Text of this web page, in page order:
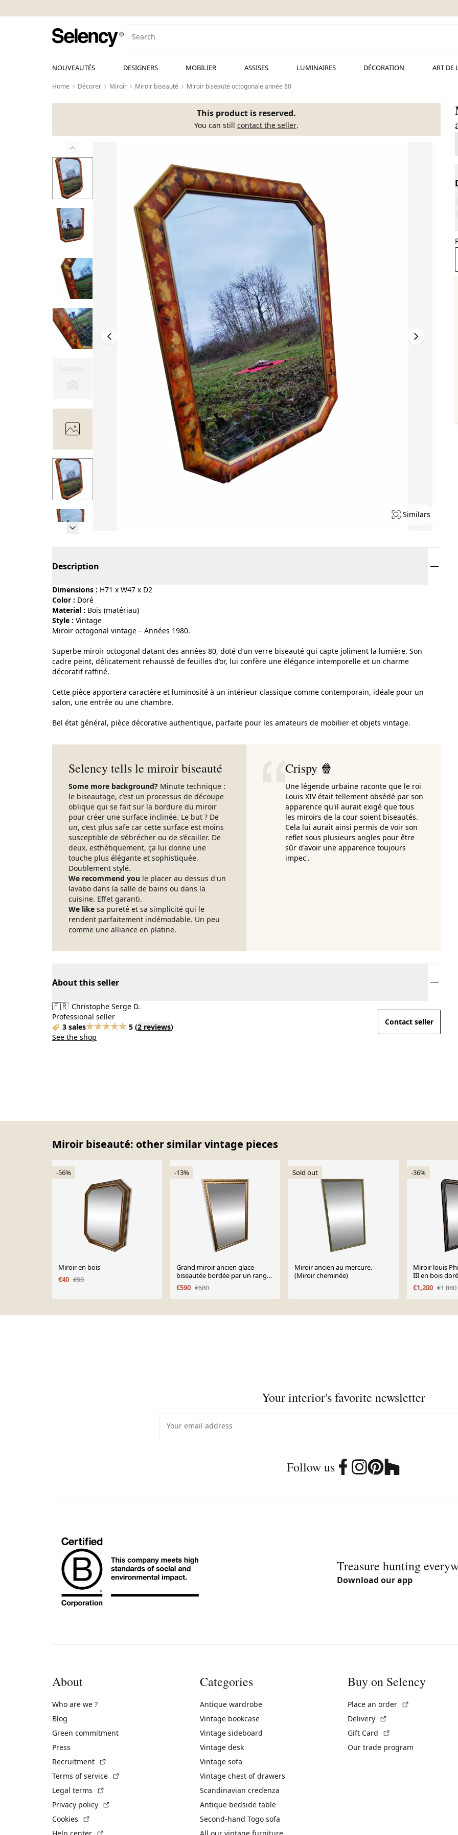
NOUVEAUTÉS DESIGNERS MOBILIER ASSISES LUMINAIRES DÉCORATION ART DE
Home Décorer Miroir Miroir biseauté Miroir biseauté octogonale année 80
This product is reserved.
You can still contact the seller.
Similars
Description
Dimensions : H71 x W47 x D2
Color :
doré
Material :
bois (matériau)
Style :
vintage
Miroir octogonal vintage – Années 1980.
Superbe miroir octogonal datant des années 80, doté d’un verre biseauté qui capte joliment la lumière. Son
cadre peint, délicatement rehaussé de feuilles d’or, lui confère une élégance intemporelle et un charme
décoratif raffiné.
Cette pièce apportera caractère et luminosité à un intérieur classique comme contemporain, idéale pour un
salon, une entrée ou une chambre.
Bel état général, pièce décorative authentique, parfaite pour les amateurs de mobilier et objets vintage.
Selency tells le miroir biseauté
Some more background? Minute technique :
le biseautage, c’est un processus de découpe
oblique qui se fait sur la bordure du miroir
pour créer une surface inclinée. Le but ? De
un, c’est plus safe car cette surface est moins
susceptible de s’ébrécher ou de s’écailler. De
deux, esthétiquement, ça lui donne une
touche plus élégante et sophistiquée.
Doublement stylé.
We recommend you le placer au dessus d'un
lavabo dans la salle de bains ou dans la
cuisine. Effet garanti.
We like sa pureté et sa simplicité qui le
rendent parfaitement indémodable. Un peu
comme une alliance en platine.
Crispy 🍿
Une légende urbaine raconte que le roi
Louis XIV était tellement obsédé par son
apparence qu'il aurait exigé que tous
les miroirs de la cour soient biseautés.
Cela lui aurait ainsi permis de voir son
reflet sous plusieurs angles pour être
sûr d'avoir une apparence toujours
impec'.
About this seller
🇫🇷 Christophe Serge D.
Professional seller
3 sales
5 (2 reviews)
See the shop
Contact seller
Miroir biseauté: other similar vintage pieces
-56%
Miroir en bois
€40 €90
-13%
Grand miroir ancien glace
biseautée bordée par un rang
de perles 148 x 88
€590 €680
Sold out
Miroir ancien au mercure.
(Miroir cheminée)
-36%
Miroir louis
III en bois
€1,200 €1,880
Your interior's favorite newsletter
Follow us
Treasure hunting
Download our app
About
Who are we ?
Blog
Green commitment
Press
Recruitment
Terms of service
Legal terms
Privacy policy
Cookies
Help center
Categories
Antique wardrobe
Vintage bookcase
Vintage sideboard
Vintage desk
Vintage sofa
Vintage chest of drawers
Scandinavian credenza
Antique bedside table
Second-hand Togo sofa
All our vintage furniture
Buy on Selency
Place an order
Delivery
Gift Card
Our trade program